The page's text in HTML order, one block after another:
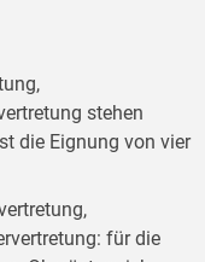
stehen
die Eignung von vier
für die